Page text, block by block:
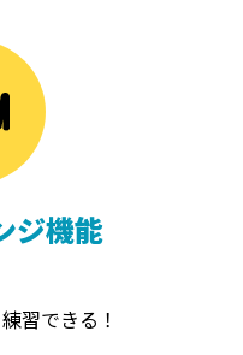
ジ機能
習できる！